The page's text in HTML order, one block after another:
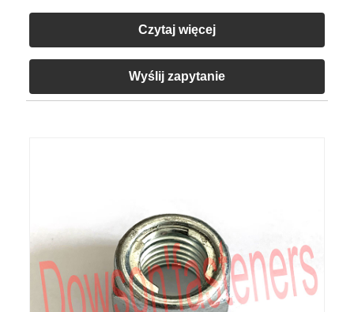
Czytaj więcej
Wyślij zapytanie